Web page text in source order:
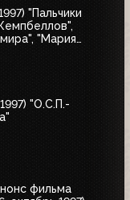
"Пальчики
"Мария
"О.С.П.-
фильма